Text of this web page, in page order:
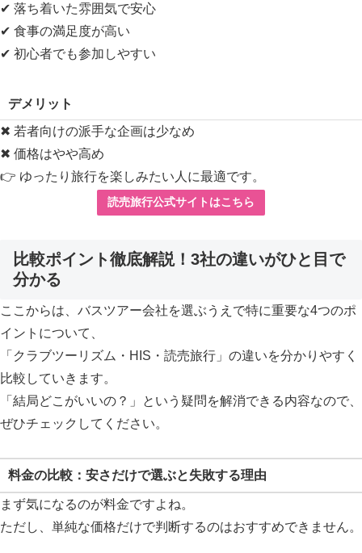
✔ 落ち着いた雰囲気で安心
✔ 食事の満足度が高い
✔ 初心者でも参加しやすい
デメリット
✖ 若者向けの派手な企画は少なめ
✖ 価格はやや高め
👉 ゆったり旅行を楽しみたい人に最適です。
読売旅行公式サイトはこちら
比較ポイント徹底解説！3社の違いがひと目で
分かる
ここからは、バスツアー会社を選ぶうえで特に重要な4つのポ
イントについて、
「クラブツーリズム・HIS・読売旅行」の違いを分かりやすく
比較していきます。
「結局どこがいいの？」という疑問を解消できる内容なので、
ぜひチェックしてください。
料金の比較：安さだけで選ぶと失敗する理由
まず気になるのが料金ですよね。
ただし、単純な価格だけで判断するのはおすすめできません。